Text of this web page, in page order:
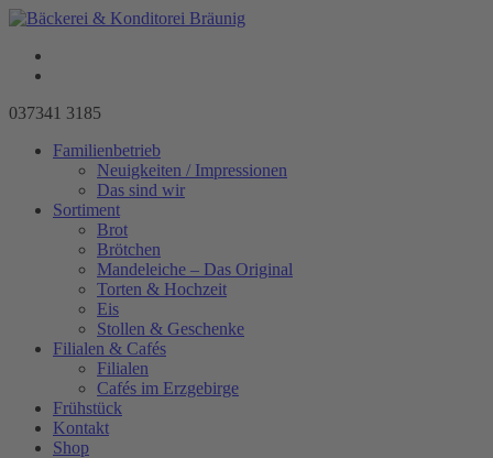
037341 3185
Familienbetrieb
Neuigkeiten / Impressionen
Das sind wir
Sortiment
Brot
Brötchen
Mandeleiche – Das Original
Torten & Hochzeit
Eis
Stollen & Geschenke
Filialen & Cafés
Filialen
Cafés im Erzgebirge
Frühstück
Kontakt
Shop